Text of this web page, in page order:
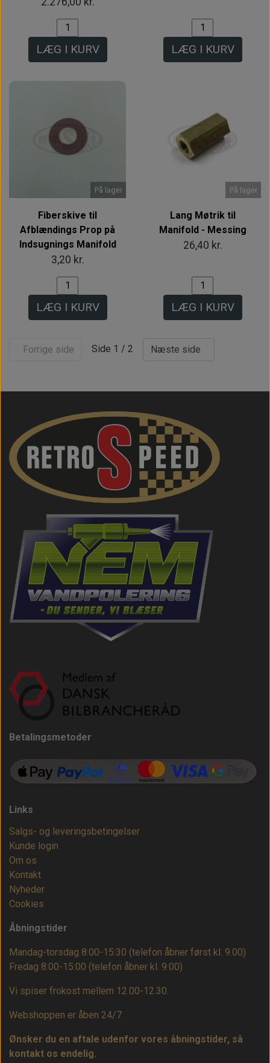
LÆG I KURV LÆG I KURV
På lager
Fiberskive til
Afblændings Prop på
Indsugnings Manifold
3,20 kr.
LÆG I KURV
På lager
Lang Møtrik til
Manifold - Messing
26,40 kr.
LÆG I KURV
Forrige side Side 1 / 2 Næste side
Betalingsmetoder
Links
Salgs- og leveringsbetingelser
Kunde login
Om os
Kontakt
Nyheder
Cookies
Åbningstider
Mandag-torsdag 8:00-15:30 (telefon åbner først kl. 9.00)
Fredag 8:00-15:00 (telefon åbner kl. 9.00)
Vi spiser frokost mellem 12.00-12.30.
Webshoppen er åben 24/7.
Ønsker du en aftale udenfor vores åbningstider, så
kontakt os endelig.